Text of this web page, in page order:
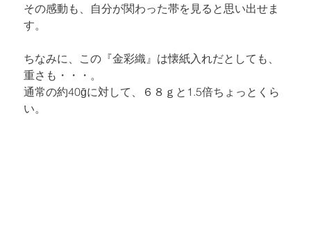
その感動も、自分が関わった帯を見ると思い出せま
す。
ちなみに、この『金彩織』は懐紙入れだとしても、
重さも・・・。
通常の約40ḡに対して、６８ｇと1.5倍ちょっとくら
い。